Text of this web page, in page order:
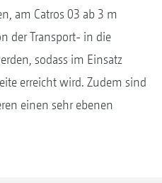
am Catros 03 ab 3 m
der Transport- in die
sodass im Einsatz
erreicht wird. Zudem sind
einen sehr ebenen